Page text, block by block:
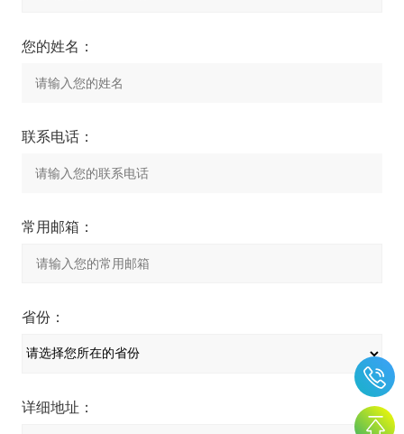
您的姓名：
联系电话：
常用邮箱：
省份：
详细地址：